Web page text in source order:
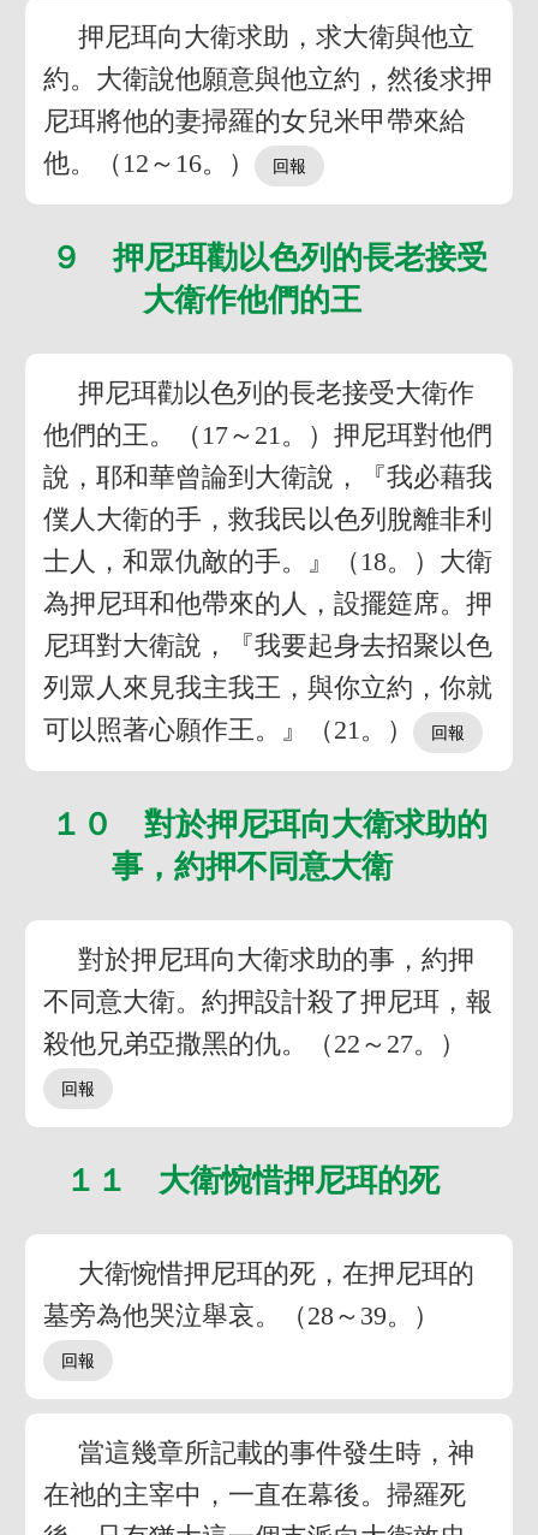
押尼珥向大衛求助，求大衛與他立
約。大衛說他願意與他立約，然後求押
尼珥將他的妻掃羅的女兒米甲帶來給
他。（12～16。）
９ 押尼珥勸以色列的長老接受
大衛作他們的王
押尼珥勸以色列的長老接受大衛作
他們的王。（17～21。）押尼珥對他們
說，耶和華曾論到大衛說，『我必藉我
僕人大衛的手，救我民以色列脫離非利
士人，和眾仇敵的手。』（18。）大衛
為押尼珥和他帶來的人，設擺筵席。押
尼珥對大衛說，『我要起身去招聚以色
列眾人來見我主我王，與你立約，你就
可以照著心願作王。』（21。）
１０ 對於押尼珥向大衛求助的
事，約押不同意大衛
對於押尼珥向大衛求助的事，約押
不同意大衛。約押設計殺了押尼珥，報
殺他兄弟亞撒黑的仇。（22～27。）
１１ 大衛惋惜押尼珥的死
大衛惋惜押尼珥的死，在押尼珥的
墓旁為他哭泣舉哀。（28～39。）
當這幾章所記載的事件發生時，神
在祂的主宰中，一直在幕後。掃羅死